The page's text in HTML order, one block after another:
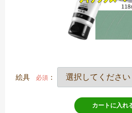
絵具 必須 ：
カートに入れ